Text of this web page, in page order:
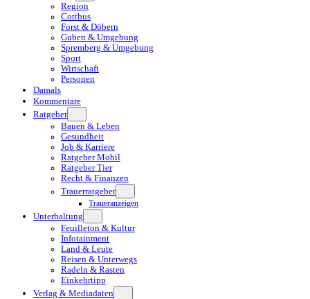
Region
Cottbus
Forst & Döbern
Guben & Umgebung
Spremberg & Umgebung
Sport
Wirtschaft
Personen
Damals
Kommentare
Ratgeber
Bauen & Leben
Gesundheit
Job & Karriere
Ratgeber Mobil
Ratgeber Tier
Recht & Finanzen
Trauerratgeber
Traueranzeigen
Unterhaltung
Feuilleton & Kultur
Infotainment
Land & Leute
Reisen & Unterwegs
Radeln & Rasten
Einkehrtipp
Verlag & Mediadaten